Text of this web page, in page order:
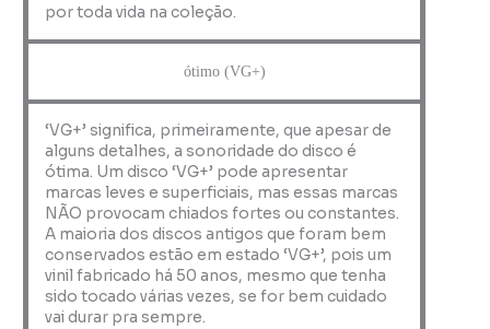
por toda vida na coleção.
ótimo (VG+)
‘VG+’ significa, primeiramente, que apesar de
alguns detalhes, a sonoridade do disco é
ótima. Um disco ‘VG+’ pode apresentar
marcas leves e superficiais, mas essas marcas
NÃO provocam chiados fortes ou constantes.
A maioria dos discos antigos que foram bem
conservados estão em estado ‘VG+’, pois um
vinil fabricado há 50 anos, mesmo que tenha
sido tocado várias vezes, se for bem cuidado
vai durar pra sempre.